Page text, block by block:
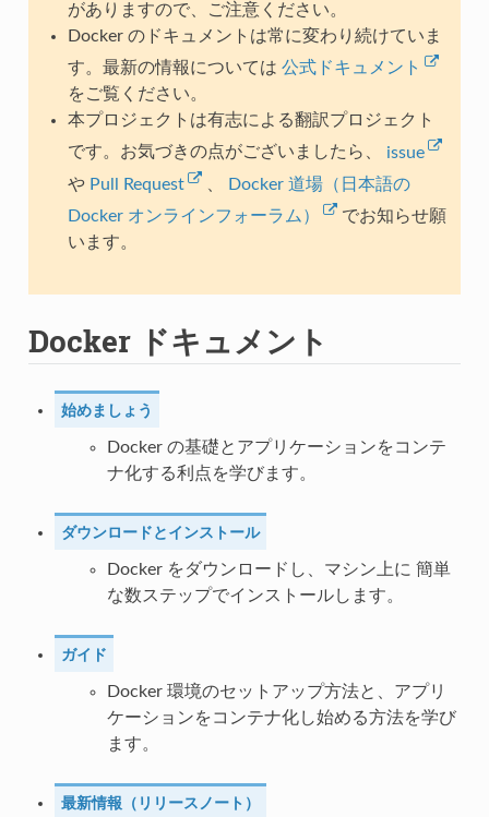
がありますので、ご注意ください。
Docker のドキュメントは常に変わり続けていま
す。最新の情報については 公式ドキュメント
をご覧ください。
本プロジェクトは有志による翻訳プロジェクト
です。お気づきの点がございましたら、 issue
や Pull Request
Docker 道場（日本語の
Docker オンラインフォーラム）
でお知らせ願
います。
Docker ドキュメント
始めましょう
Docker の基礎とアプリケーションをコンテ
ナ化する利点を学びます。
ダウンロードとインストール
Docker をダウンロードし、マシン上に 簡単
な数ステップでインストールします。
ガイド
Docker 環境のセットアップ方法と、アプリ
ケーションをコンテナ化し始める方法を学び
ます。
最新情報（リリースノート）